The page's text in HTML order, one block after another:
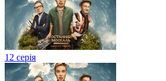
12 серія